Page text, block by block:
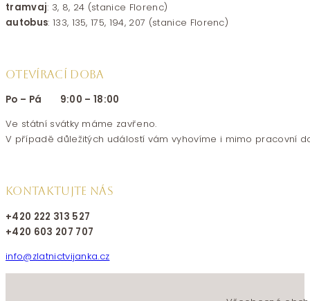
tramvaj: 3, 8, 24 (stanice Florenc)
autobus: 133, 135, 175, 194, 207 (stanice Florenc)
OTEVÍRACÍ DOBA
Po – Pá 9:00 – 18:00
Ve státní svátky máme zavřeno.
V případě důležitých událostí vám vyhovíme i mimo pracovní
KONTAKTUJTE NÁS
+420 222 313 527
+420 603 207 707
info@zlatnictvijanka.cz